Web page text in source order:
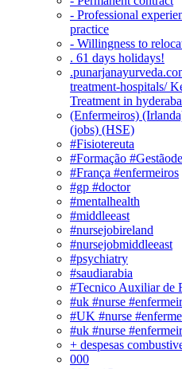
- Professional
practice
- Willingness to
. 61 days holidays!
treatment-hospitals/
Treatment in
(Enfermeiros)
(jobs) (HSE)
#Fisiotereuta
#Formação
#França #enfermeiros
#gp #doctor
#mentalhealth
#middleeast
#nursejobireland
#nursejobmiddleeast
#psychiatry
#saudiarabia
#Tecnico Auxiliar de
#uk #nurse
#UK #nurse
#uk #nurse
+ despesas
000